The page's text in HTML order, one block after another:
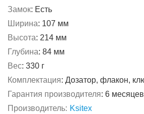
Замок: Есть
Ширина: 107 мм
Высота: 214 мм
Глубина: 84 мм
Вес: 330 г
Комплектация: Дозатор, флакон,
Гарантия производителя: 6 месяцев
Производитель: Ksitex